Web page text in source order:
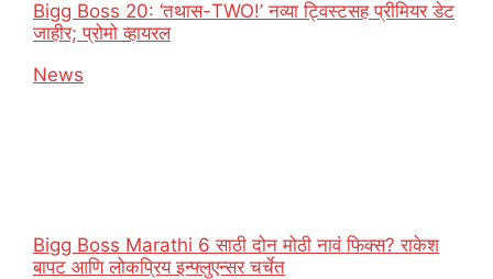
Bigg Boss 20: ‘तथास-TWO!’ नव्या ट्विस्टसह प्रीमियर डेट
जाहीर; प्रोमो व्हायरल
In relation to
News
Bigg Boss Marathi 6 साठी दोन मोठी नावं फिक्स? राकेश
बापट आणि लोकप्रिय इन्फ्लुएन्सर चर्चेत